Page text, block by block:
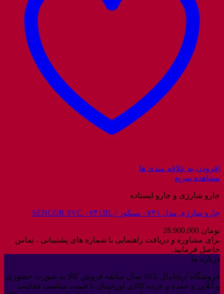
افزودن به علاقه مندی ها
مشاهده سریع
جارو شارژی و جارو ایستاده
جارو شارژی مدل ۰۷۴۱ سنکور / SENCOR SVC ۰۷۴۱BL
تومان
برای مشاوره و دریافت راهنمایی با شماره های پشتیبانی ، تماس
حاصل فرمایید.
درباره ما
فروشگاه آربابامال با 16 سال سابقه فروش کالا به صورت حضوری
و آنلاین و عمده و خرده کالای اورجینال با قیمت مناسب فعالیت